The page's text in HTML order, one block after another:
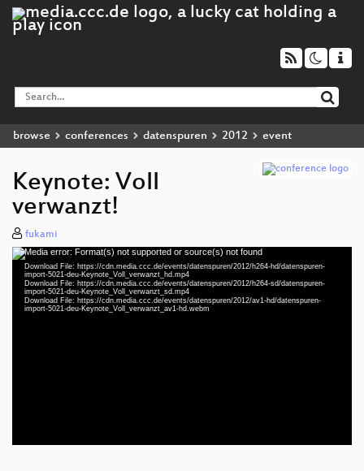
browse conferences datenspuren 2012 event
Keynote: Voll
verwanzt!
fukami
Video
Player
Media error: Format(s) not supported or source(s) not found
Download File: https://cdn.media.ccc.de/events/datenspuren/2012/h264-hd/datenspuren-
import-5021-deu-Keynote_Voll_verwanzt_hd.mp4
Download File: https://cdn.media.ccc.de/events/datenspuren/2012/h264-sd/datenspuren-
import-5021-deu-Keynote_Voll_verwanzt_sd.mp4
Download File: https://cdn.media.ccc.de/events/datenspuren/2012/av1-hd/datenspuren-
import-5021-deu-Keynote_Voll_verwanzt_av1-hd.webm